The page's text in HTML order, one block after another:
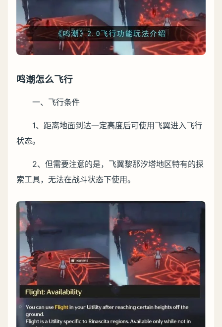
鸣潮怎么飞行
一、飞行条件
1、距离地面到达一定高度后可使用飞翼进入飞行
状态。
2、但需要注意的是，飞翼黎那汐塔地区特有的探
索工具，无法在战斗状态下使用。